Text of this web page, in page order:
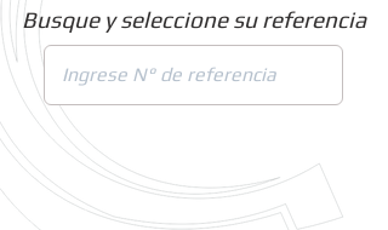
Busque y seleccione su referencia